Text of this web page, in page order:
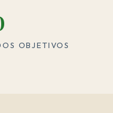
OBJETIVOS